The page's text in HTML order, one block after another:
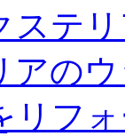
ステ
アの
リフ